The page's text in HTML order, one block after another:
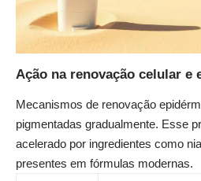
Ação na renovação celular e
Mecanismos de renovação
pigmentadas gradualmente. Esse
acelerado por ingredientes como
presentes em fórmulas modernas.